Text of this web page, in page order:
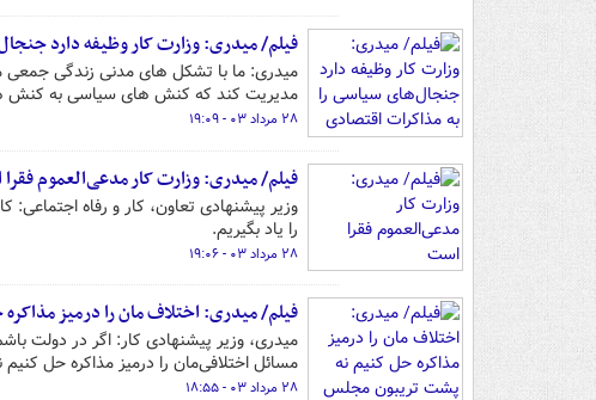
فیلم/ میدری: وزارت کار وظیفه دارد
میدری: ما با تشکل های مدنی زندگی جمعی
مدیریت کند که کنش های سیاسی به کنش
۲۸ مرداد ۰۳ - ۱۹:۰۹
فیلم/ میدری: وزارت کار مدعی‌العموم
وزیر پیشنهادی تعاون، کار و رفاه
را یاد بگیریم.
۲۸ مرداد ۰۳ - ۱۹:۰۶
فیلم/ میدری: اختلاف مان را درمیز
میدری، وزیر پیشنهادی کار: اگر در دولت
مسائل اختلافی‌مان را درمیز مذاکره حل
۲۸ مرداد ۰۳ - ۱۸:۵۵